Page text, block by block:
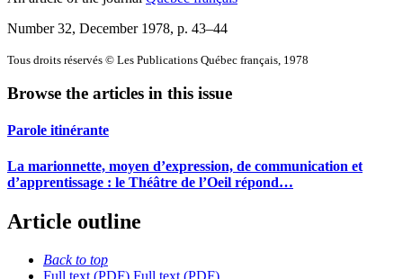
Number 32, December 1978, p. 43–44
Tous droits réservés © Les Publications Québec français, 1978
Browse the articles in this issue
Parole itinérante
La marionnette, moyen d’expression, de communication et
d’apprentissage : le Théâtre de l’Oeil répond…
Article outline
Back to top
Full text (PDF) Full text (PDF)